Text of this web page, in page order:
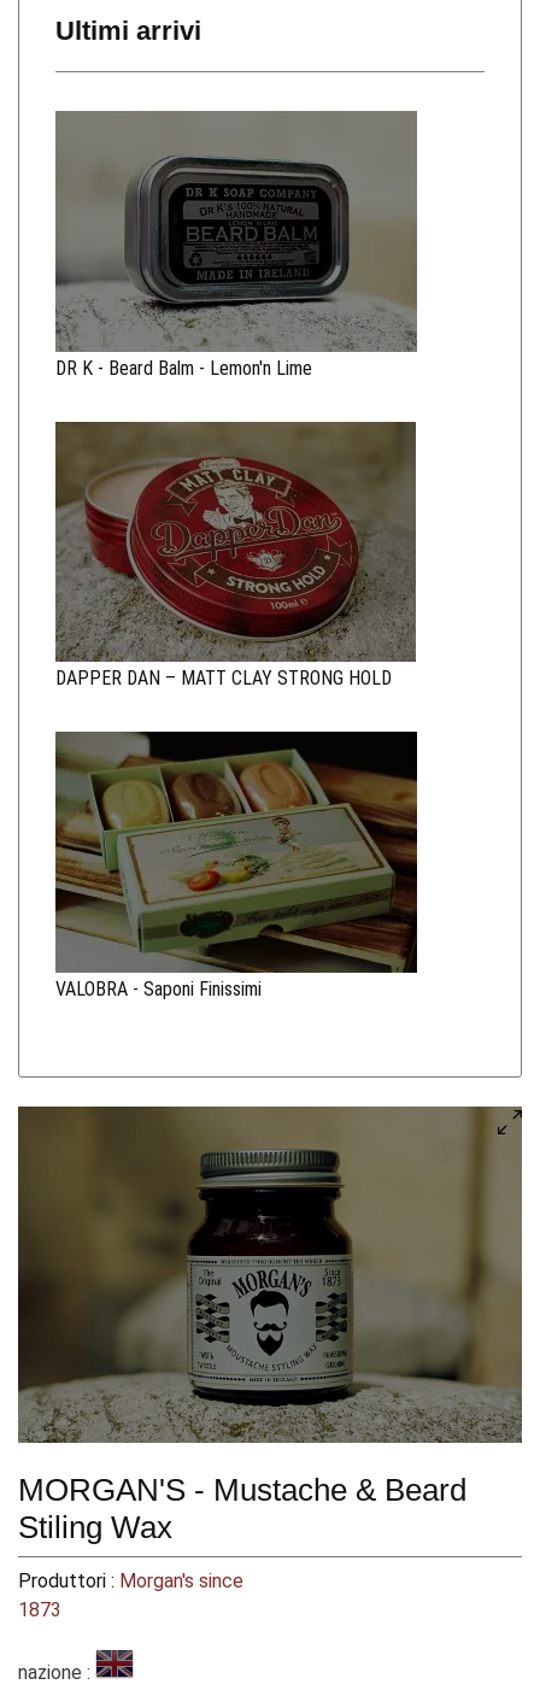
Ultimi arrivi
DR K - Beard Balm - Lemon'n Lime
DAPPER DAN – MATT CLAY STRONG HOLD
VALOBRA - Saponi Finissimi
MORGAN'S - Mustache & Beard
Stiling Wax
Produttori : Morgan's since
1873
nazione :